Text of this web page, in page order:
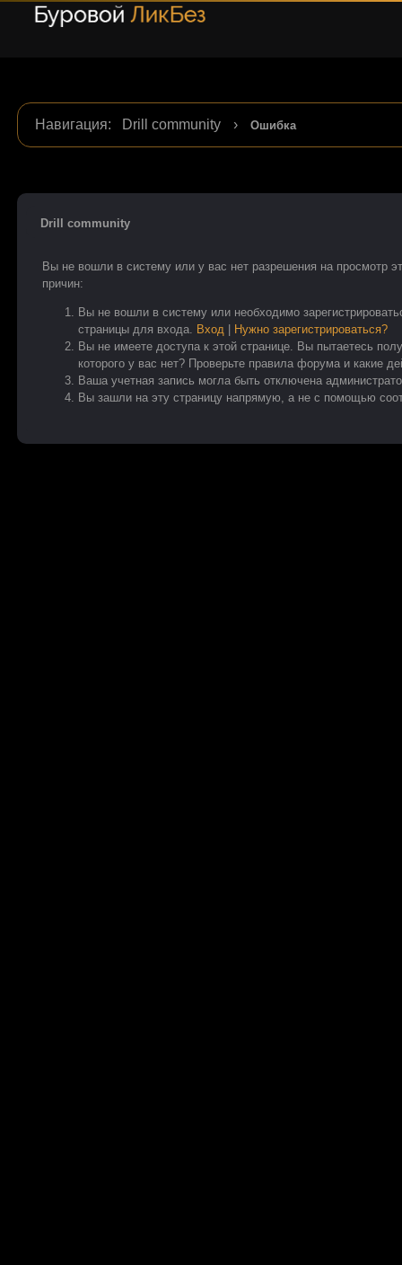
Навигация: Drill community › Ошибка
Drill community
Вы не вошли в систему или у вас нет разрешения на просмотр
причин:
Вы не вошли в систему или необходимо
страницы для входа. Вход|
Нужно зарегистрироваться?
Вы не имеете доступа к этой странице. Вы пытаетесь
которого у вас нет? Проверьте правила форума и какие
Ваша учетная запись могла быть отключена
Вы зашли на эту страницу напрямую, а не с помощью